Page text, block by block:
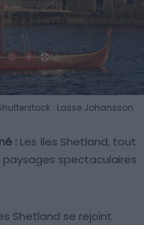
: Lasse Johansson
: Les îles Shetland, tout
paysages spectaculaires
Shetland se rejoint